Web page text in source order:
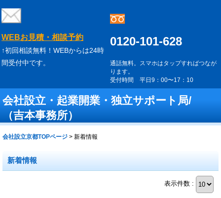
WEBお見積・相談予約
↑初回相談無料！WEBからは24時
間受付中です。
0120-101-628
通話無料。スマホはタップすればつなが
ります。
受付時間 平日9：00〜17：10
会社設立・起業開業・独立サポート局/
（吉本事務所）
会社設立京都TOPページ > 新着情報
新着情報
表示件数 :